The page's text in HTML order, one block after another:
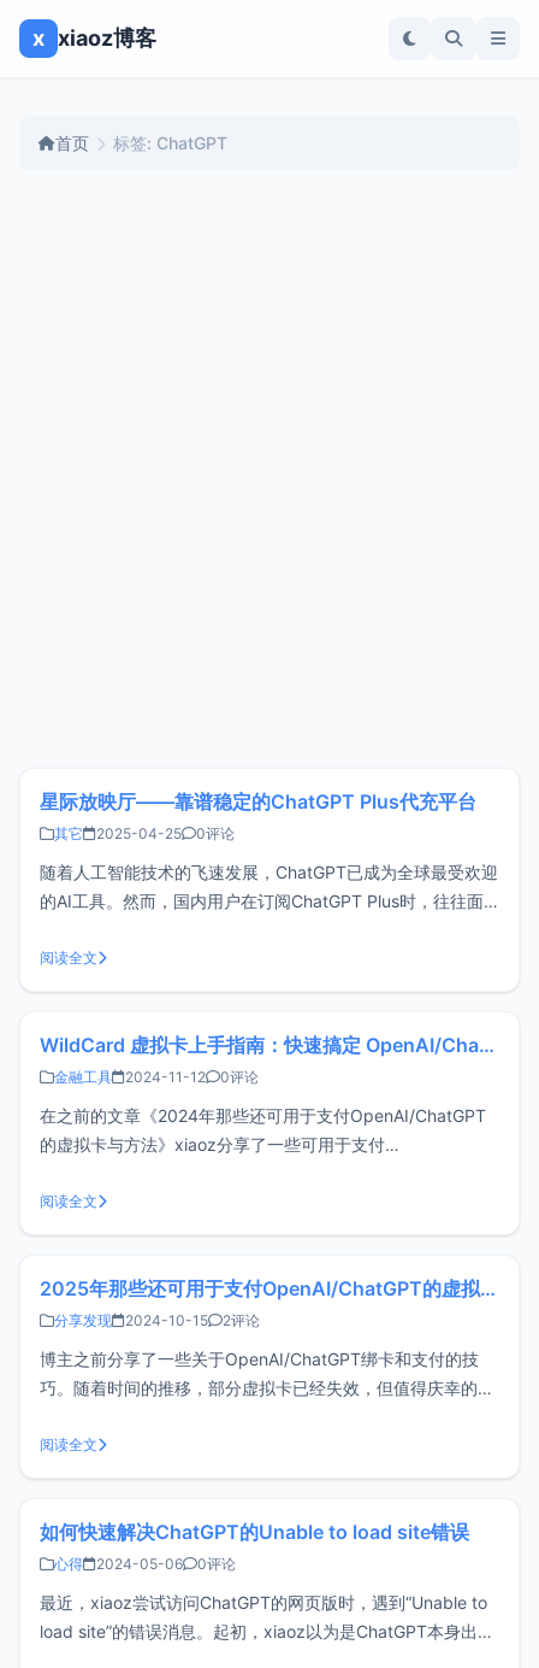
x xiaoz博客
首页 标签: ChatGPT
星际放映厅——靠谱稳定的ChatGPT Plus代充平台
其它 2025-04-25 0评论
随着人工智能技术的飞速发展，ChatGPT已成为全球最受欢迎
的AI工具。然而，国内用户在订阅ChatGPT Plus时，往往面
是对于没有海外信用卡的用户来说，直接订阅ChatGPT Plus
并不容易。许多国内用户正是因为缺乏海外信用卡，
阅读全文
WildCard 虚拟卡上手指南：快速搞定 OpenAI/ChatGPT 支付
金融工具 2024-11-12 0评论
在之前的文章《2024年那些还可用于支付OpenAI/ChatGPT
的虚拟卡与方法》xiaoz分享了一些可用于支付
再补充一个低门槛的 WildCard 虚拟卡作为备用。如果您需要
USDT充值或者更多卡段需求，还可以看看： 优咔（Uca
阅读全文
2025年那些还可用于支付OpenAI/ChatGPT的虚拟卡与方法
分享发现 2024-10-15 2评论
博主之前分享了一些关于OpenAI/ChatGPT绑卡和支付的技
巧。随着时间的推移，部分虚拟卡已经失效，但值得庆幸的
试过的、仍然可用于支付OpenAI/ChatGPT的虚拟卡和方法。
以下内容可能不太适合新手小白操作！！！通用注意事项我将
阅读全文
如何快速解决ChatGPT的Unable to load site错误
心得 2024-05-06 0评论
最近，xiaoz尝试访问ChatGPT的网页版时，遇到“Unable to
load site”的错误消息。起初，xiaoz以为是ChatGPT本身出现